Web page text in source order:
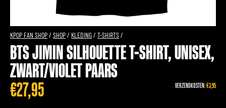
KPOP FAN SHOP /SHOP / KLEDING / T-SHIRTS /
BTS JIMIN SILHOUETTE T-SHIRT, UNISEX,
ZWART/VIOLET PAARS
€27,95 VERZENDKOSTEN:€3,95